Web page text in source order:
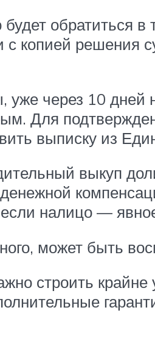
обратиться
копией решения
уже через 10
Для
выписку из
выкуп
налицо —
может быть
строить